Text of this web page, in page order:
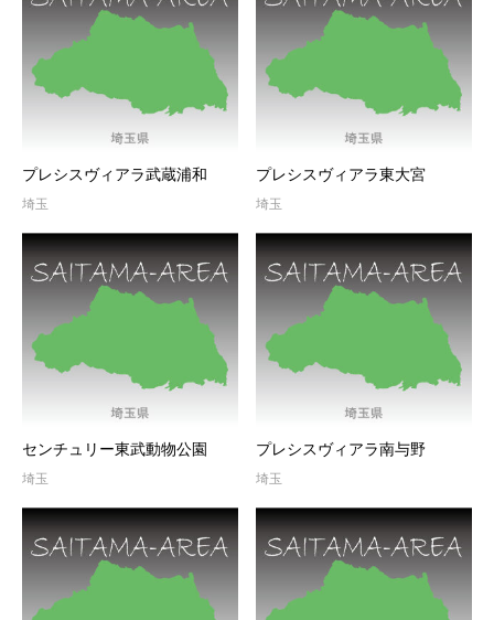
プレシスヴィアラ武蔵浦和
埼玉
プレシスヴィアラ東大宮
埼玉
センチュリー東武動物公園
埼玉
プレシスヴィアラ南与野
埼玉